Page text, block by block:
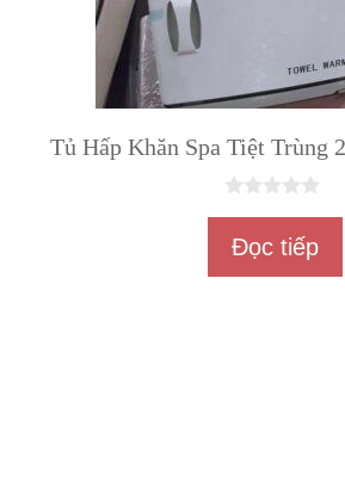
Tủ Hấp Khăn Spa Tiệt Trùng
gĐọc tiếp